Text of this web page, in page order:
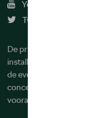
Youtube
Twitter
De prijzen op deze site zijn
installatiekosten. Voor
de eventuele
concessiehouder / agent.
voorafgaande kennisgeving